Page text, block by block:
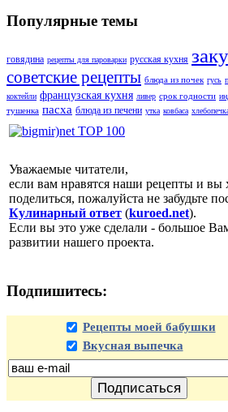
Популярные темы
говядина рецепты для пароварки русская кухня
советские рецепты блюда из почек гусь
коктейли французская кухня ливер срок годности
тушенка пасха блюда из печени утка ковбаса
Уважаемые читатели,
если вам нравятся наши рецепты и вы
поделиться, пожалуйста не забудьте
Кулинарный ответ (kuroed.net).
Если вы это уже сделали - большое
развитии нашего проекта.
Подпишитесь:
Рецепты моей бабушки
Вкусная выпечка